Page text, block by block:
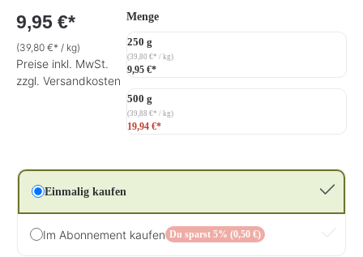
9,95 €*
(39,80 €* / kg)
Preise inkl. MwSt.
zzgl. Versandkosten
Mengeauswählen
250 g
(39,80 €* / kg)
9,95 €*
500 g
(39,88 €* / kg)
19,94 €*
Einmalig kaufen
Im Abonnement kaufen Du sparst 5% (0,50 €)